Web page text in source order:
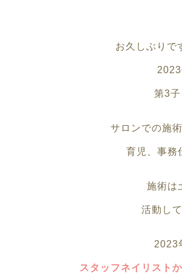
お久しぶりで
第3子
サロンでの施
育児、事務
施術は
活動し
2023
スタッフネイリスト